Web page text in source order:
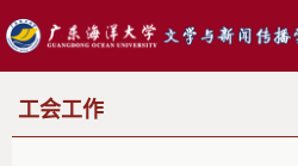
工会工作